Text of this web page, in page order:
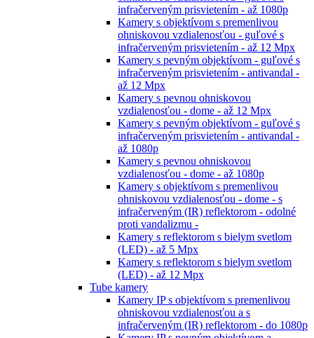
infračerveným prisvietením - až 1080p
Kamery s objektívom s premenlivou
ohniskovou vzdialenosťou - guľové s
infračerveným prisvietením - až 12 Mpx
Kamery s pevným objektívom - guľové s
infračerveným prisvietením - antivandal -
až 12 Mpx
Kamery s pevnou ohniskovou
vzdialenosťou - dome - až 12 Mpx
Kamery s pevným objektívom - guľové s
infračerveným prisvietením - antivandal -
až 1080p
Kamery s pevnou ohniskovou
vzdialenosťou - dome - až 1080p
Kamery s objektívom s premenlivou
ohniskovou vzdialenosťou - dome - s
infračerveným (IR) reflektorom - odolné
proti vandalizmu -
Kamery s reflektorom s bielym svetlom
(LED) - až 5 Mpx
Kamery s reflektorom s bielym svetlom
(LED) - až 12 Mpx
Tube kamery
Kamery IP s objektívom s premenlivou
ohniskovou vzdialenosťou a s
infračerveným (IR) reflektorom - do 1080p